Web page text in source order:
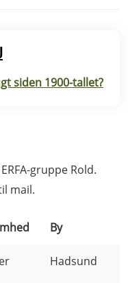
siden 1900-tallet?
gruppe Rold.
mail.
By
Hadsund